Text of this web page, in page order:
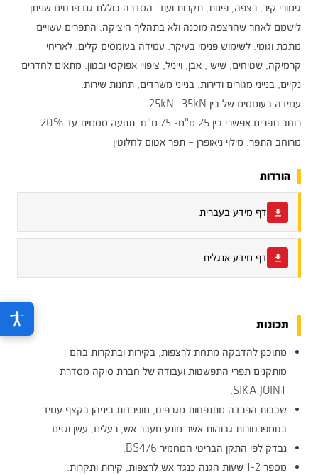
גימורי קיר, רצפה, פינות, תקרות ועוד. הסדרה כוללת גם פרטים שניתן
לישמם לאחר שהרצפה מוכנה ולא בתהליך היציקה. התפרים עשויים
מתכת וגומי. לשימוש פנימי בעיקר. עמידה בעומסים קלים. לאריחי
קרמיקה, שטיחים, שיש , אבן, וייניל, ציפויי אפוקסי ובטון. מתאים לחדרים
נקיים, בנייני מגורים ודירות, בנייני משרדים, תחנות שירות.
עמידה בעומסים של בין 25kN—35kN .
רוחב תפרים אפשרי בין 25 מ"מ- 75 מ"מ. תנועה ססמית עד 20%
מרוחב התפר. מילוי ניאופרן – תפר אטום לחלוטין
הורדות
דף מידע בעברית
דף מידע אנגלית
תכונות
מתוכנן להדבקה מתחת לרצפות, בקירות ובתקרות בהם
מותקנים תפרי התפשטות ועבודה של חברת סיקה מסדרת
SIKA JOINT.
שכבות הפרדה מתנפחות מגרפיט, מופרדות ביניהן בקצף עמיד
בטמפרטורות גבוהות אשר מונע מעבר אש, רעלים, עשן וגזים.
נבדק לפי התקן הבריטי המחמיר BS476.
מספר 1-2 שעות הגנה כנגד אש לרצפות, קירות ותקרות.